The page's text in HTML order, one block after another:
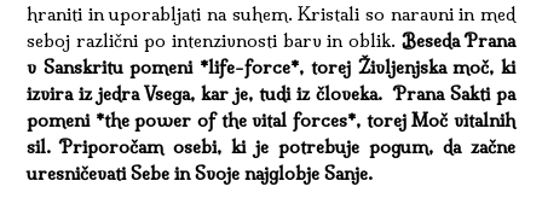
hraniti in uporabljati na suhem. Kristali so naravni in med
seboj različni po intenzivnosti barv in oblik.Beseda Prana
v Sanskritu pomeni *life-force*, torej Življenjska moč, ki
izvira iz jedra Vsega, kar je, tudi iz človeka. Prana Sakti pa
pomeni *the power of the vital forces*, torej Moč vitalnih
sil. Priporočam osebi, ki je potrebuje pogum, da začne
uresničevati Sebe in Svoje najglobje Sanje.